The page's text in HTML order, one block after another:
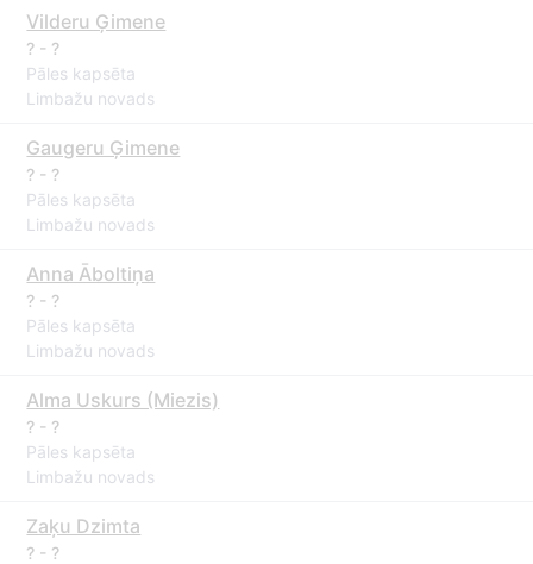
Vilderu Ģimene
? - ?
Pāles kapsēta
Limbažu novads
Gaugeru Ģimene
? - ?
Pāles kapsēta
Limbažu novads
Anna Āboltiņa
? - ?
Pāles kapsēta
Limbažu novads
Alma Uskurs (Miezis)
? - ?
Pāles kapsēta
Limbažu novads
Zaķu Dzimta
? - ?